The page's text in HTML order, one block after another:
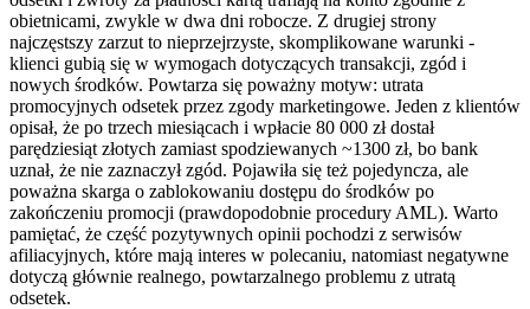
obietnicami, zwykle w dwa dni robocze. Z drugiej strony
najczęstszy zarzut to nieprzejrzyste, skomplikowane warunki -
klienci gubią się w wymogach dotyczących transakcji, zgód i
nowych środków. Powtarza się poważny motyw: utrata
promocyjnych odsetek przez zgody marketingowe. Jeden z klientów
opisał, że po trzech miesiącach i wpłacie 80 000 zł dostał
parędziesiąt złotych zamiast spodziewanych ~1300 zł, bo bank
uznał, że nie zaznaczył zgód. Pojawiła się też pojedyncza, ale
poważna skarga o zablokowaniu dostępu do środków po
zakończeniu promocji (prawdopodobnie procedury AML). Warto
pamiętać, że część pozytywnych opinii pochodzi z serwisów
afiliacyjnych, które mają interes w polecaniu, natomiast negatywne
dotyczą głównie realnego, powtarzalnego problemu z utratą
odsetek.